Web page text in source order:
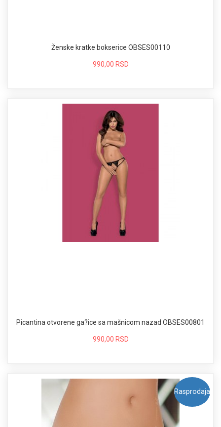
Ženske kratke bokserice OBSES00110
990,00 RSD
Picantina otvorene ga?ice sa mašnicom nazad OBSES00801
990,00 RSD
Rasprodaja